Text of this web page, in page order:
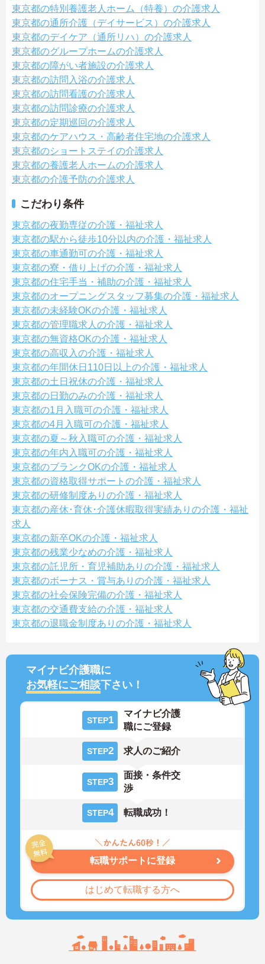
東京都の特別養護老人ホーム（特養）の介護求人
東京都の通所介護（デイサービス）の介護求人
東京都のデイケア（通所リハ）の介護求人
東京都のグループホームの介護求人
東京都の障がい者施設の介護求人
東京都の訪問入浴の介護求人
東京都の訪問看護の介護求人
東京都の訪問診療の介護求人
東京都の定期巡回の介護求人
東京都のケアハウス・高齢者住宅地の介護求人
東京都のショートステイの介護求人
東京都の養護老人ホームの介護求人
東京都の介護予防の介護求人
こだわり条件
東京都の夜勤専従の介護・福祉求人
東京都の駅から徒歩10分以内の介護・福祉求人
東京都の車通勤可の介護・福祉求人
東京都の寮・借り上げの介護・福祉求人
東京都の住宅手当・補助の介護・福祉求人
東京都のオープニングスタッフ募集の介護・福祉求人
東京都の未経験OKの介護・福祉求人
東京都の管理職求人の介護・福祉求人
東京都の無資格OKの介護・福祉求人
東京都の高収入の介護・福祉求人
東京都の年間休日110日以上の介護・福祉求人
東京都の土日祝休の介護・福祉求人
東京都の日勤のみの介護・福祉求人
東京都の1月入職可の介護・福祉求人
東京都の4月入職可の介護・福祉求人
東京都の夏～秋入職可の介護・福祉求人
東京都の年内入職可の介護・福祉求人
東京都のブランクOKの介護・福祉求人
東京都の資格取得サポートの介護・福祉求人
東京都の研修制度ありの介護・福祉求人
東京都の産休･育休･介護休暇取得実績ありの介護・福祉
求人
東京都の新卒OKの介護・福祉求人
東京都の残業少なめの介護・福祉求人
東京都の託児所・育児補助ありの介護・福祉求人
東京都のボーナス・賞与ありの介護・福祉求人
東京都の社会保険完備の介護・福祉求人
東京都の交通費支給の介護・福祉求人
東京都の退職金制度ありの介護・福祉求人
マイナビ介護職に
お気軽にご相談下さい！
STEP1
マイナビ介護
職にご登録
STEP2 求人のご紹介
STEP3
面接・条件交
渉
STEP4 転職成功！
転職サポートに登録
はじめて転職する方へ